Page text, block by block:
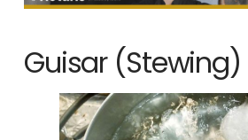
Guisar (Stewing)